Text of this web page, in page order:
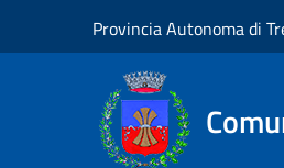
Provincia Autonoma di